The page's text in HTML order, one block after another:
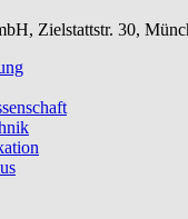
Zielstattstr. 30,